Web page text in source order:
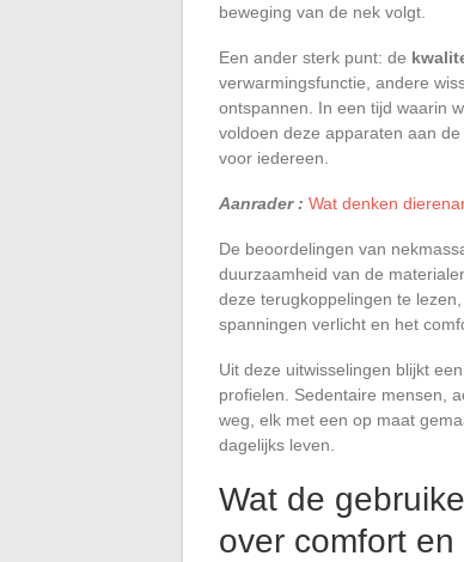
beweging van de nek volgt.
Een ander sterk punt: de
verwarmingsfunctie, andere
ontspannen. In een tijd waarin
voldoen deze apparaten aan
voor iedereen.
Aanrader : Wat denken
De beoordelingen van
duurzaamheid van de
deze terugkoppelingen te
spanningen verlicht en het
Uit deze uitwisselingen blijkt
profielen. Sedentaire mensen,
weg, elk met een op maat
dagelijks leven.
Wat de
over comfort